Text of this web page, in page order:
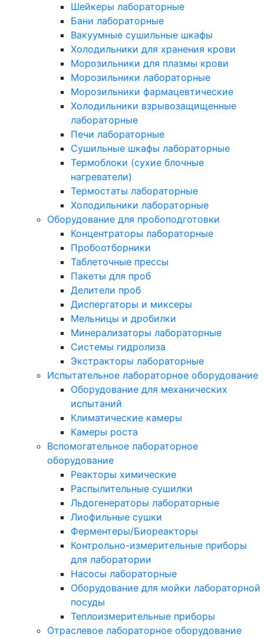
Шейкеры лабораторные
Бани лабораторные
Вакуумные сушильные шкафы
Холодильники для хранения крови
Морозильники для плазмы крови
Морозильники лабораторные
Морозильники фармацевтические
Холодильники взрывозащищенные
лабораторные
Печи лабораторные
Сушильные шкафы лабораторные
Термоблоки (сухие блочные
нагреватели)
Термостаты лабораторные
Холодильники лабораторные
Оборудование для пробоподготовки
Концентраторы лабораторные
Пробоотборники
Таблеточные прессы
Пакеты для проб
Делители проб
Диспергаторы и миксеры
Мельницы и дробилки
Минерализаторы лабораторные
Системы гидролиза
Экстракторы лабораторные
Испытательное лабораторное оборудование
Оборудование для механических
испытаний
Климатические камеры
Камеры роста
Вспомогательное лабораторное
оборудование
Реакторы химические
Распылительные сушилки
Льдогенераторы лабораторные
Лиофильные сушки
Ферментеры/Биореакторы
Контрольно-измерительные приборы
для лаборатории
Насосы лабораторные
Оборудование для мойки лабораторной
посуды
Теплоизмерительные приборы
Отраслевое лабораторное оборудование